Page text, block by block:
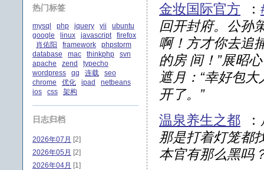
金妆国际官方
：
回开封府。公孙
啊！方才你去追
的房 间！”展昭
遮月：“幸好包
开了。”
温泉养生之都
：
那是打着灯笼都
本官有那么黑吗
热门标签
mysql php jquery yii
ubuntu
google
linux javascript
firefox
肖佑阳
framework
phpstorm
database
mac thinkphp
svn
apache
zend
typecho
wordpress
qq 连载
seo
chrome
优化 ipad
netbeans
ios
css 架构
日志归档
2026年07月 [2]
2026年05月 [2]
2026年04月 [1]